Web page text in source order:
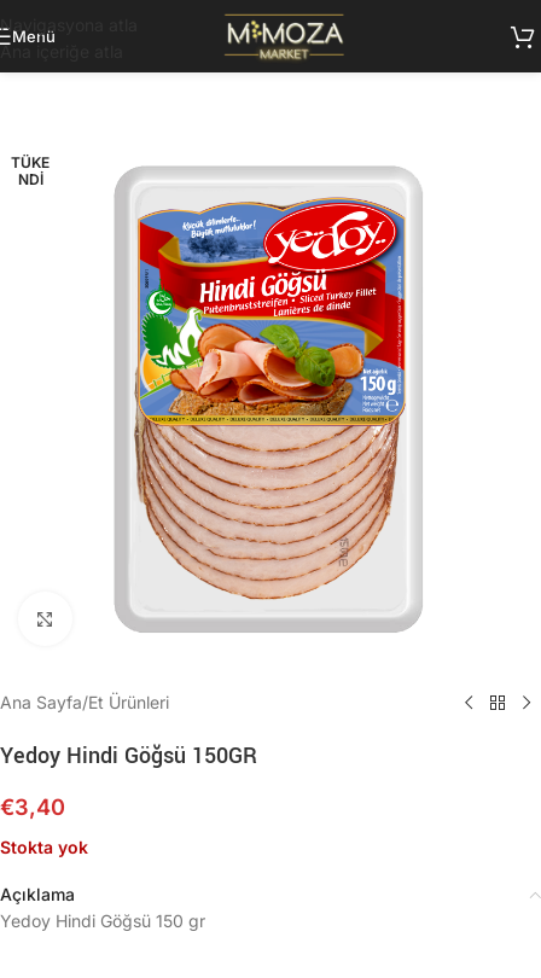
Navigasyona atla
Ana içeriğe atla
Menü
TÜKE
NDI
Büyütmek için tıklayın
Ana Sayfa/Et Ürünleri
Yedoy Hindi Göğsü 150GR
€3,40
Stokta yok
Açıklama
Yedoy Hindi Göğsü 150 gr